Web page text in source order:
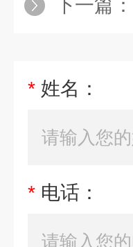
下一篇：
* 姓名：
* 电话：